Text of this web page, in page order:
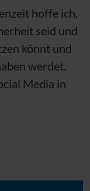
hoffe ich,
seid und
könnt und
werdet.
Media in